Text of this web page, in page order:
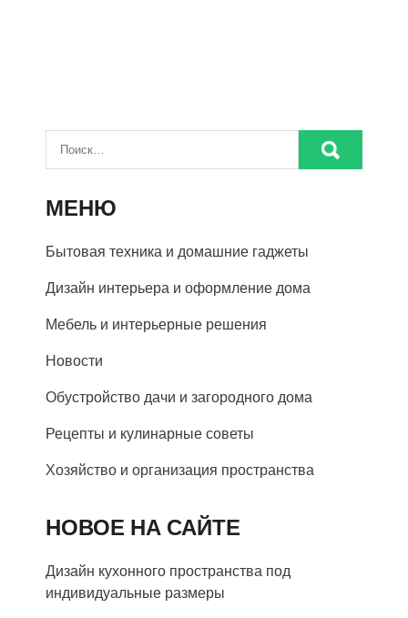
МЕНЮ
Бытовая техника и домашние гаджеты
Дизайн интерьера и оформление дома
Мебель и интерьерные решения
Новости
Обустройство дачи и загородного дома
Рецепты и кулинарные советы
Хозяйство и организация пространства
НОВОЕ НА САЙТЕ
Дизайн кухонного пространства под
индивидуальные размеры